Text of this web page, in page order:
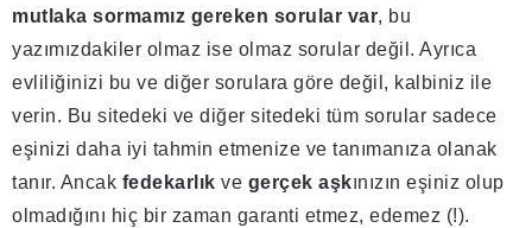
mutlaka sormamız gereken sorular var, bu
yazımızdakiler olmaz ise olmaz sorular değil. Ayrıca
evliliğinizi bu ve diğer sorulara göre değil, kalbiniz ile
verin. Bu sitedeki ve diğer sitedeki tüm sorular sadece
eşinizi daha iyi tahmin etmenize ve tanımanıza olanak
tanır. Ancak fedekarlık ve gerçek aşkınızın eşiniz olup
olmadığını hiç bir zaman garanti etmez, edemez (!).